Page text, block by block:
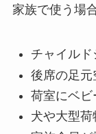
家族で使う場
チャイル
後席の足元
荷室にベ
犬や大型